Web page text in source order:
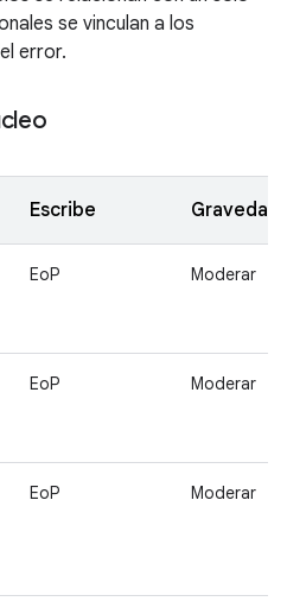
se vinculan a los
error.
Escribe Gravedad
EoP Moderar
EoP Moderar
EoP Moderar